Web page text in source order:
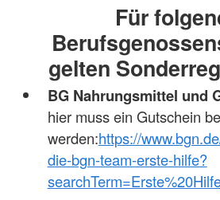
Für
gelten
BG Nahrungsmittel und
hier muss ein Gutschein
werden:https://
die-bgn-team-erste-hilfe?